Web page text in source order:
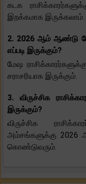
கடக
இறக்கமாக இருக்கலாம்.
2. 2026 ஆம் ஆண்டு
எப்படி இருக்கும்?
மேஷ
சராசரியாக இருக்கும்.
3. விருச்சிக
இருக்கும்?
விருச்சிக
அம்சங்களுக்கு
கொண்டுவரும்.